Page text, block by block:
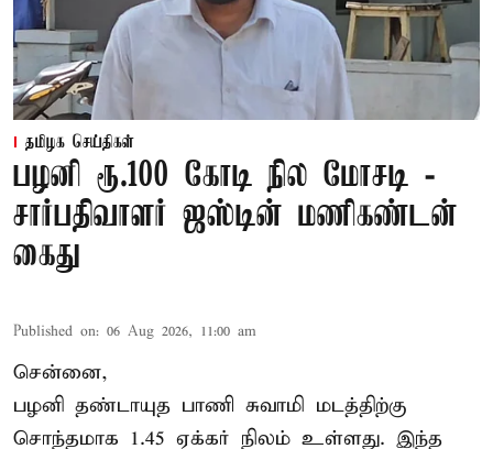
தமிழக செய்திகள்
பழனி ரூ.100 கோடி நில மோசடி -
சார்பதிவாளர் ஜஸ்டின் மணிகண்டன்
கைது
Published on: 06 Aug 2026, 11:00 am
சென்னை,
பழனி தண்டாயுத பாணி சுவாமி மடத்திற்கு
சொந்தமாக 1.45 ஏக்கர் நிலம் உள்ளது. இந்த